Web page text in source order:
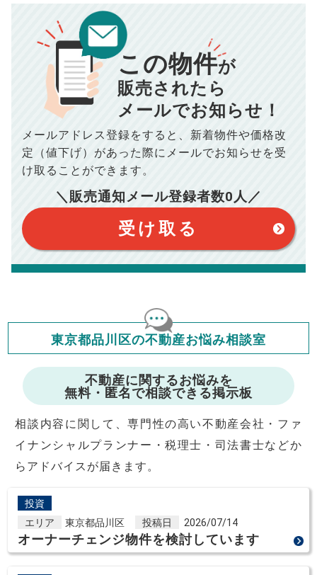
返済シミュレーション計算結果
毎月の支払額 834
年間の支払額 10,005 円
総支払額 100,050 円
このシミュレーターは元利均等返済方式で試算しています。
このシミュレーターは、四捨五入にて計算しております。
このシミュレーターはお借り入れの全期間で金利が変わらない設
このシミュレーターでの結果は、お借り入れを保証するものでは
ありません。
このシミュレーターをご利用された方の、いかなる損害について
ますが、お借り入れの際に各金融機関にご相談ください。
会員マイページでは
修繕費・管理費の計算もできます
00万円
■仲介手数料／ 00万円
■売買契約書印紙／ 0
■抵当権抹消費用／0万円
※購入価格よりも売却価格が高い場合、譲渡所得税が発生する
場合がございます。詳しくは最寄りの税務署などにご確認く
※シミュレーター結果はあくまでも概算であり、手残り金額を
保証するものではございません。
※上記売却費用には、住所変更登記の費用、引っ越し費用、住
宅ローンの一括繰上返済の手数料等は含まれておりませんの
で予めご了承ください。
※仲介手数料は宅地建物取引業法で定められた上限で計算して
おります。（物件価格×3%＋6万円＋消費税）
この物件が
販売されたら
メールでお知らせ！
メールアドレス登録をすると、 新着物件や価格改
定（値下げ）があった際に メールでお知らせを受
け取ることができます。
＼販売通知メール登録者数0人／
受け取る
東京都品川区の不動産お悩み相談室
不動産に関するお悩みを
無料・匿名で相談できる掲示板
相談内容に関して、専門性の高い不動産会社・ファ
イナンシャルプランナー・税理士・司法書士などか
らアドバイスが届きます。
投資
エリア
東京都品川区 投稿日 2026/07/14
オーナーチェンジ物件を検討しています